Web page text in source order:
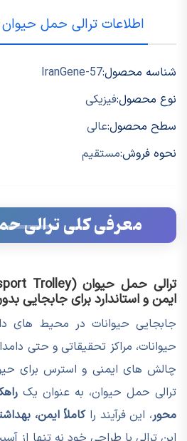
اطلاعات ترالی حمل حیوان 01
شناسه محصول:IranGene-57
نوع محصول:فیزیکی
سطح محصول:عالی
نحوه فروش:مستقیم
معرفی کلی ترالی
ایمن و استاندارد برای جابجایی
جابجایی حیوانات در محیط های
حیوانات، مراکز تحقیقاتی و حتی
چالش های ایمنی و استرس برای
ترالی حمل حیوان، به عنوان یک
محور، این فرآیند راکاملاً ایمن،